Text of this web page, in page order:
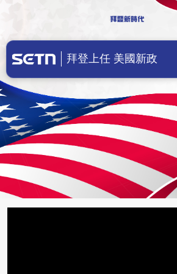
美國總統拜登上任
拜登上任 美國新政